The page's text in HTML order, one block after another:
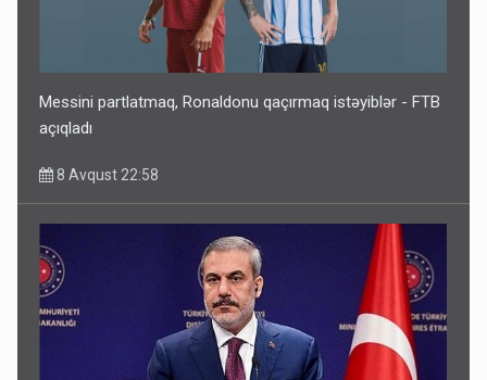
Messini partlatmaq, Ronaldonu qaçırmaq istəyiblər - FTB
açıqladı
8 Avqust 22:58